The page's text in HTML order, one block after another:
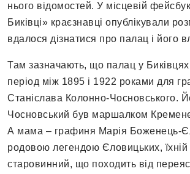
нього відомостей. У місцевій
Биківці» краєзнавці опублікували
вдалося дізнатися про палац і його
Там зазначають, що палац у
період між 1895 і 1922 роками для
Станіслава Колонно-Чосновського.
Чосновський був маршалком
А мама – графиня Марія Боженець-
родовою легендою Єловицьких, їхній
старовинний, що походить від